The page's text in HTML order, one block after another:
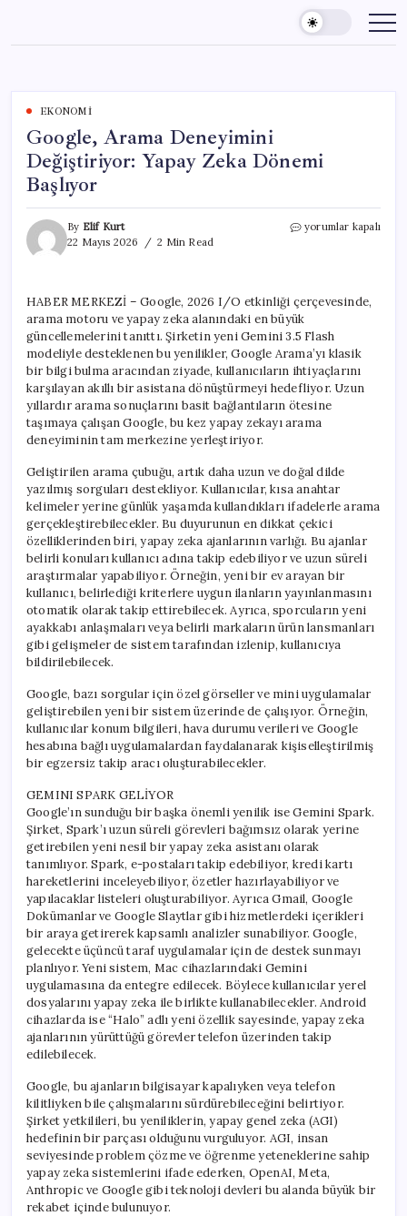
content
EKONOMI
Google, Arama Deneyimini
Değiştiriyor: Yapay Zeka Dönemi
Başlıyor
By Elif Kurt
22 Mayıs 2026
2 Min Read
Google,
Zeka
Dönemi
Başlıyor
için
yorumlar kapalı
HABER MERKEZİ – Google, 2026 I/O etkinliği çerçevesinde,
arama motoru ve yapay zeka alanındaki en büyük
güncellemelerini tanıttı. Şirketin yeni Gemini 3.5 Flash
modeliyle desteklenen bu yenilikler, Google Arama’yı klasik
bir bilgi bulma aracından ziyade, kullanıcıların ihtiyaçlarını
karşılayan akıllı bir asistana dönüştürmeyi hedefliyor. Uzun
yıllardır arama sonuçlarını basit bağlantıların ötesine
taşımaya çalışan Google, bu kez yapay zekayı arama
deneyiminin tam merkezine yerleştiriyor.
Geliştirilen arama çubuğu, artık daha uzun ve doğal dilde
yazılmış sorguları destekliyor. Kullanıcılar, kısa anahtar
kelimeler yerine günlük yaşamda kullandıkları ifadelerle arama
gerçekleştirebilecekler. Bu duyurunun en dikkat çekici
özelliklerinden biri, yapay zeka ajanlarının varlığı. Bu ajanlar
belirli konuları kullanıcı adına takip edebiliyor ve uzun süreli
araştırmalar yapabiliyor. Örneğin, yeni bir ev arayan bir
kullanıcı, belirlediği kriterlere uygun ilanların yayınlanmasını
otomatik olarak takip ettirebilecek. Ayrıca, sporcuların yeni
ayakkabı anlaşmaları veya belirli markaların ürün lansmanları
gibi gelişmeler de sistem tarafından izlenip, kullanıcıya
bildirilebilecek.
Google, bazı sorgular için özel görseller ve mini uygulamalar
geliştirebilen yeni bir sistem üzerinde de çalışıyor. Örneğin,
kullanıcılar konum bilgileri, hava durumu verileri ve Google
hesabına bağlı uygulamalardan faydalanarak kişiselleştirilmiş
bir egzersiz takip aracı oluşturabilecekler.
GEMINI SPARK GELİYOR
Google’ın sunduğu bir başka önemli yenilik ise Gemini Spark.
Şirket, Spark’ı uzun süreli görevleri bağımsız olarak yerine
getirebilen yeni nesil bir yapay zeka asistanı olarak
tanımlıyor. Spark, e-postaları takip edebiliyor, kredi kartı
hareketlerini inceleyebiliyor, özetler hazırlayabiliyor ve
yapılacaklar listeleri oluşturabiliyor. Ayrıca Gmail, Google
Dokümanlar ve Google Slaytlar gibi hizmetlerdeki içerikleri
bir araya getirerek kapsamlı analizler sunabiliyor. Google,
gelecekte üçüncü taraf uygulamalar için de destek sunmayı
planlıyor. Yeni sistem, Mac cihazlarındaki Gemini
uygulamasına da entegre edilecek. Böylece kullanıcılar yerel
dosyalarını yapay zeka ile birlikte kullanabilecekler. Android
cihazlarda ise “Halo” adlı yeni özellik sayesinde, yapay zeka
ajanlarının yürüttüğü görevler telefon üzerinden takip
edilebilecek.
Google, bu ajanların bilgisayar kapalıyken veya telefon
kilitliyken bile çalışmalarını sürdürebileceğini belirtiyor.
Şirket yetkilileri, bu yeniliklerin, yapay genel zeka (AGI)
hedefinin bir parçası olduğunu vurguluyor. AGI, insan
seviyesinde problem çözme ve öğrenme yeteneklerine sahip
yapay zeka sistemlerini ifade ederken, OpenAI, Meta,
Anthropic ve Google gibi teknoloji devleri bu alanda büyük bir
rekabet içinde bulunuyor.